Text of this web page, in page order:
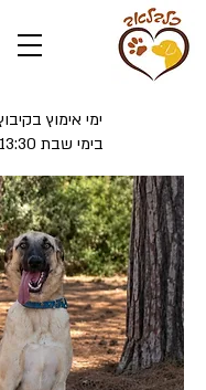
ימי אימוץ
בימי שבת 11:00-13:30